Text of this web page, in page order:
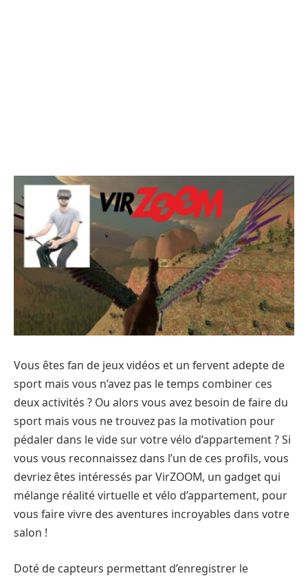
Vous êtes fan de jeux vidéos et un fervent adepte de
sport mais vous n’avez pas le temps combiner ces
deux activités ? Ou alors vous avez besoin de faire du
sport mais vous ne trouvez pas la motivation pour
pédaler dans le vide sur votre vélo d’appartement ? Si
vous vous reconnaissez dans l’un de ces profils, vous
devriez êtes intéressés par VirZOOM, un gadget qui
mélange réalité virtuelle et vélo d’appartement, pour
vous faire vivre des aventures incroyables dans votre
salon !
Doté de capteurs permettant d’enregistrer le